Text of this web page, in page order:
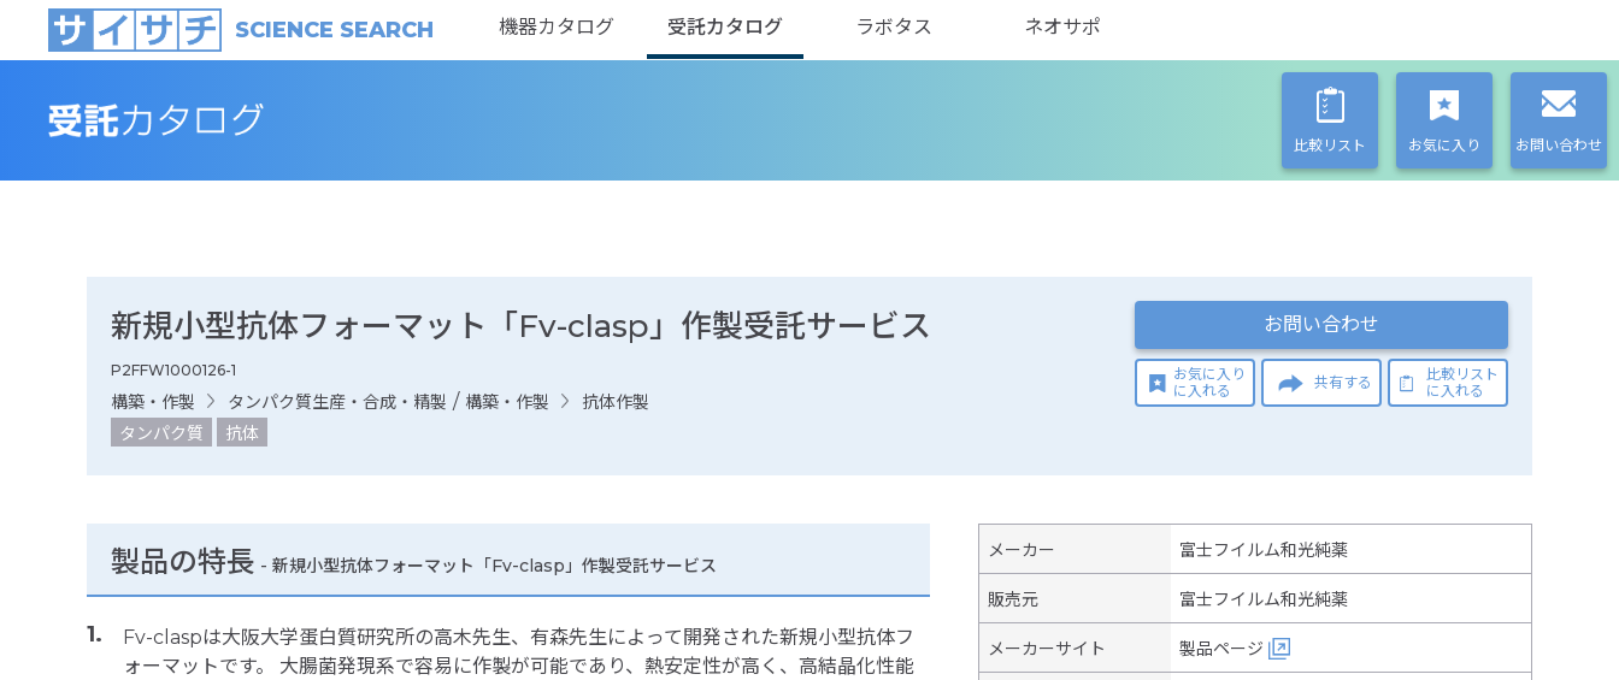
SCIENCE SEARCH 機器カタログ 受託カタログ ラボタス ネオサポ
比較リスト お気に入り お問い合わせ
新規小型抗体フォーマット「Fv-clasp」作製受託サービス
P2FFW1000126-1
構築・作製 タンパク質生産・合成・精製 / 構築・作製
抗体作製
タンパク質
抗体
お問い合わせ
お気に入り
に入れる
共有する
比較リスト
に入れる
製品の特長 - 新規小型抗体フォーマット「Fv-clasp」作製受託サービス
Fv-claspは大阪大学蛋白質研究所の高木先生、有森先生によって開発された新規小型抗体フ
ォーマットです。 大腸菌発現系で容易に作製が可能であり、熱安定性が高く、高結晶化性能
メーカー 富士フイルム和光純薬
販売元 富士フイルム和光純薬
メーカーサイト 製品ページ